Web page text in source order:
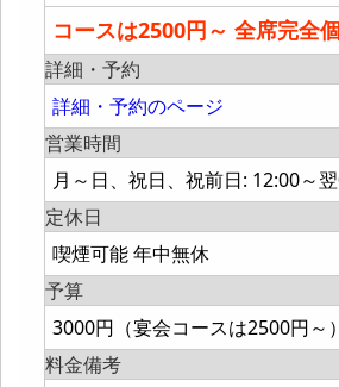
コースは2500円～ 全席完全
詳細・予約
詳細・予約のページ
営業時間
月～日、祝日、祝前日: 12:00～
定休日
喫煙可能 年中無休
予算
3000円（宴会コースは2500円～）
料金備考